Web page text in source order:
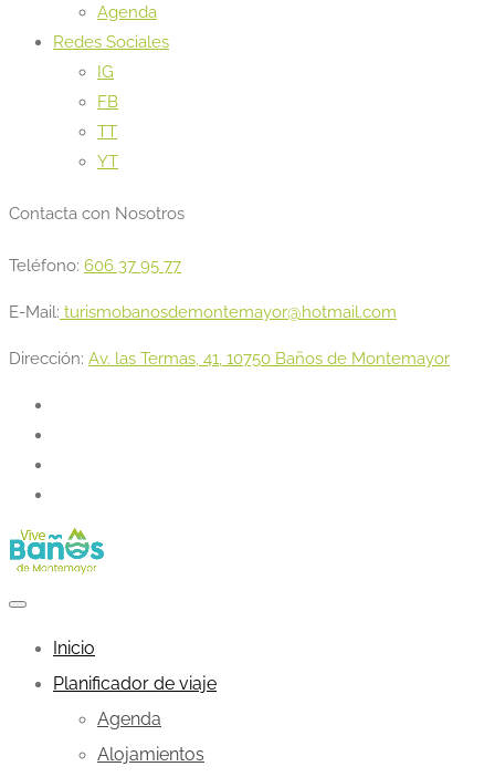
Agenda
Redes Sociales
IG
FB
TT
YT
Contacta con Nosotros
Teléfono: 606 37 95 77
E-Mail: turismobanosdemontemayor@hotmail.com
Dirección: Av. las Termas, 41, 10750 Baños de Montemayor
Inicio
Planificador de viaje
Agenda
Alojamientos